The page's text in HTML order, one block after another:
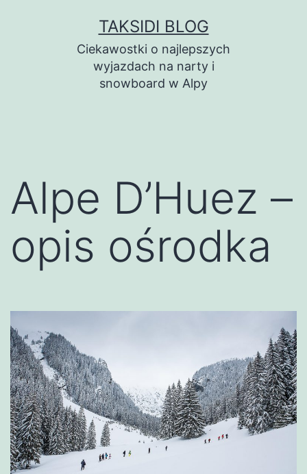
TAKSIDI BLOG
Ciekawostki o najlepszych
wyjazdach na narty i
snowboard w Alpy
Alpe D’Huez –
opis ośrodka